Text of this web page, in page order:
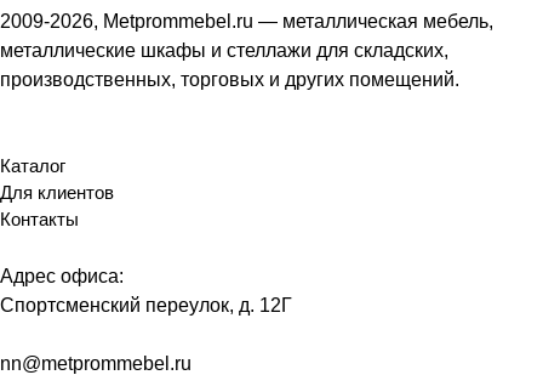
2009-2026, Metprommebel.ru — металлическая мебель,
металлические шкафы и стеллажи для складских,
производственных, торговых и других помещений.
Каталог
Для клиентов
Контакты
Адрес офиса:
Спортсменский переулок, д. 12Г
nn@metprommebel.ru